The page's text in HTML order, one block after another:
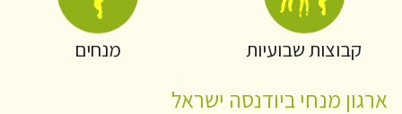
קבוצות שבועיות מנחים
ארגון מנחי ביודנסה ישראל